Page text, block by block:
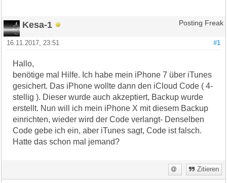
Kesa-1 Posting Freak
#1
16.11.2017, 23:51
Hallo,
benötige mal Hilfe. Ich habe mein iPhone 7 über iTunes
gesichert. Das iPhone wollte dann den iCloud Code ( 4-
stellig ). Dieser wurde auch akzeptiert, Backup wurde
erstellt. Nun will ich mein iPhone X mit diesem Backup
einrichten, wieder wird der Code verlangt- Denselben
Code gebe ich ein, aber iTunes sagt, Code ist falsch.
Hatte das schon mal jemand?
Zitieren